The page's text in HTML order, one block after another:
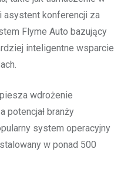
asystent konferencji za
Flyme Auto bazujący
inteligentne wsparcie
wdrożenie
potencjał branży
system operacyjny
w ponad 500